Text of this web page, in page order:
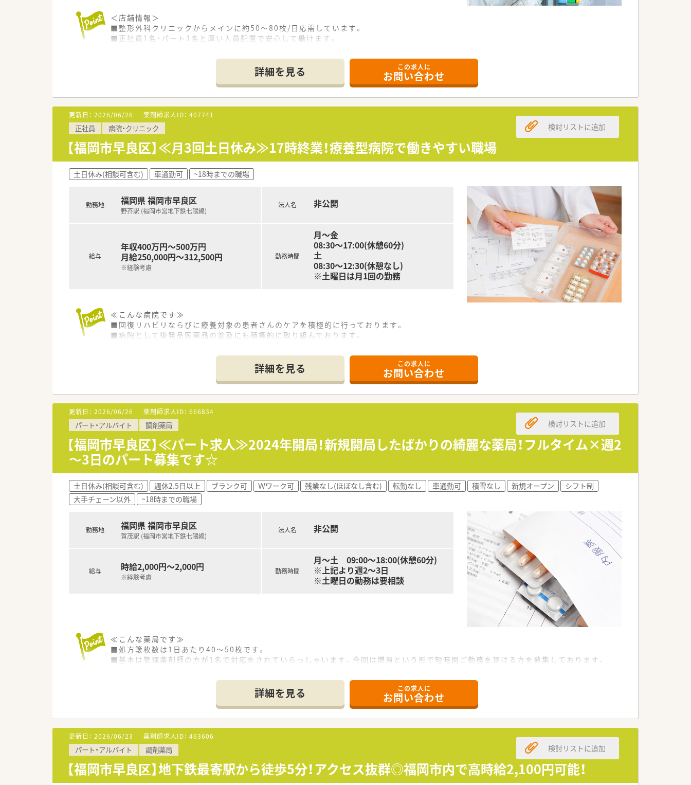
＜店舗情報＞
■整形外科クリニックからメインに約50～80枚/日応需しています。
■正社員1名・パート1名と厚い人員配置で安心して働けます。
■福岡市内に2店舗展開している会社です。
■代表も薬剤師で現場に出られている為、風通しの良い職場です。
■原則異動はなく腰を据えて働けます。
詳細を見る この求人に
お問い合わせ
更新日： 2026/06/26 薬剤師求人ID： 407741
正社員 病院・クリニック
【福岡市早良区】≪月3回土日休み≫17時終業！療養型病院で働きやすい職場
検討リストに追加
土日休み(相談可含む) 車通勤可 ~18時までの職場
勤務地 福岡県 福岡市早良区
野芥駅 (福岡市営地下鉄七隈線)
給与
年収400万円～500万円
月給250,000円～312,500円
※経験考慮
法人名 非公開
勤務時間
月～金
08:30～17:00(休憩60分)
土
08:30～12:30(休憩なし)
※土曜日は月1回の勤務
≪こんな病院です≫
■回復リハビリならびに療養対象の患者さんのケアを積極的に行っております。
■病院として後発品医薬品の普及にも積極的に取り組んでおります。
■土曜日は月1回のみの勤務のため、基本的に土日休みとなります。
■土曜日は薬剤師1名体制で月1回の勤務です。 ※ドクターも1名体制
■休日出勤は発生致しません。
■残業も少なく、勤務は17:00までのため、無理なくご就業できる環境です。
■薬剤師人数は、常勤2名とパートの方が2名在籍されております。
■院外処方のため、入院患者様の調剤業務がメインとなります。
■カルテは、紙カルテとなります。
■3病棟あり、一人1病棟を担当頂きます。そのうち２病棟は療養病棟となります。
■無料送迎バスもございます。
詳細を見る この求人に
お問い合わせ
更新日： 2026/06/26 薬剤師求人ID： 666834
パート・アルバイト 調剤薬局
【福岡市早良区】≪パート求人≫2024年開局！新規開局したばかりの綺麗な薬局！フルタイム×週2
～3日のパート募集です☆
検討リストに追加
土日休み(相談可含む) 週休2.5日以上 ブランク可 Ｗワーク可 残業なし(ほぼなし含む) 転勤なし 車通勤可 積雪なし 新規オープン
シフト制
大手チェーン以外
~18時までの職場
勤務地 福岡県 福岡市早良区
賀茂駅 (福岡市営地下鉄七隈線)
給与 時給2,000円～2,000円
※経験考慮
法人名 非公開
勤務時間
月～土 09:00～18:00(休憩60分)
※上記より週2～3日
※土曜日の勤務は要相談
≪こんな薬局です≫
■処方箋枚数は1日あたり40～50枚です。
■基本は管理薬剤師の方が1名で対応をされていらっしゃいます。今回は増員という形で短時間ご勤務を頂ける方を募集しております。
■眼科の門前薬局でございます。
■賀茂駅から車で5分ほどのアクセスです。
■お近くに大型ショッピングセンターもございますので通勤途中のお買い物にも便利な立地です。
≪こんな会社です≫
■福岡県内に調剤薬局を5店舗展開しています。
■小規模の企業ですが、労務環境も安定しておりますので、安心して長期的に就業することが可能な環境です。
詳細を見る この求人に
お問い合わせ
更新日： 2026/06/23 薬剤師求人ID： 463606
パート・アルバイト 調剤薬局
【福岡市早良区】地下鉄最寄駅から徒歩5分！アクセス抜群◎福岡市内で高時給2,100円可能！
検討リストに追加